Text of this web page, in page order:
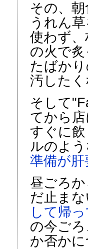
その、
うれん
使わず
の火で
たばか
汚した
そして
てから
すぐに
ルのよ
準備が
昼ごろ
だ止ま
して帰
の今ご
か否か